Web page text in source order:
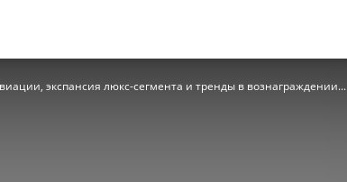
экспансия люкс-сегмента и тренды в вознаграждении...